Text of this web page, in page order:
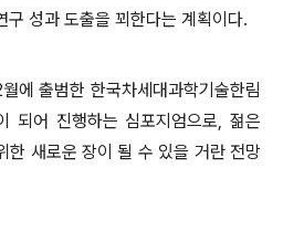
구 성과 도출을 꾀한다는 계획이다.
에 출범한 한국차세대과학기술한림
되어 진행하는 심포지엄으로, 젊은
한 새로운 장이 될 수 있을 거란 전망